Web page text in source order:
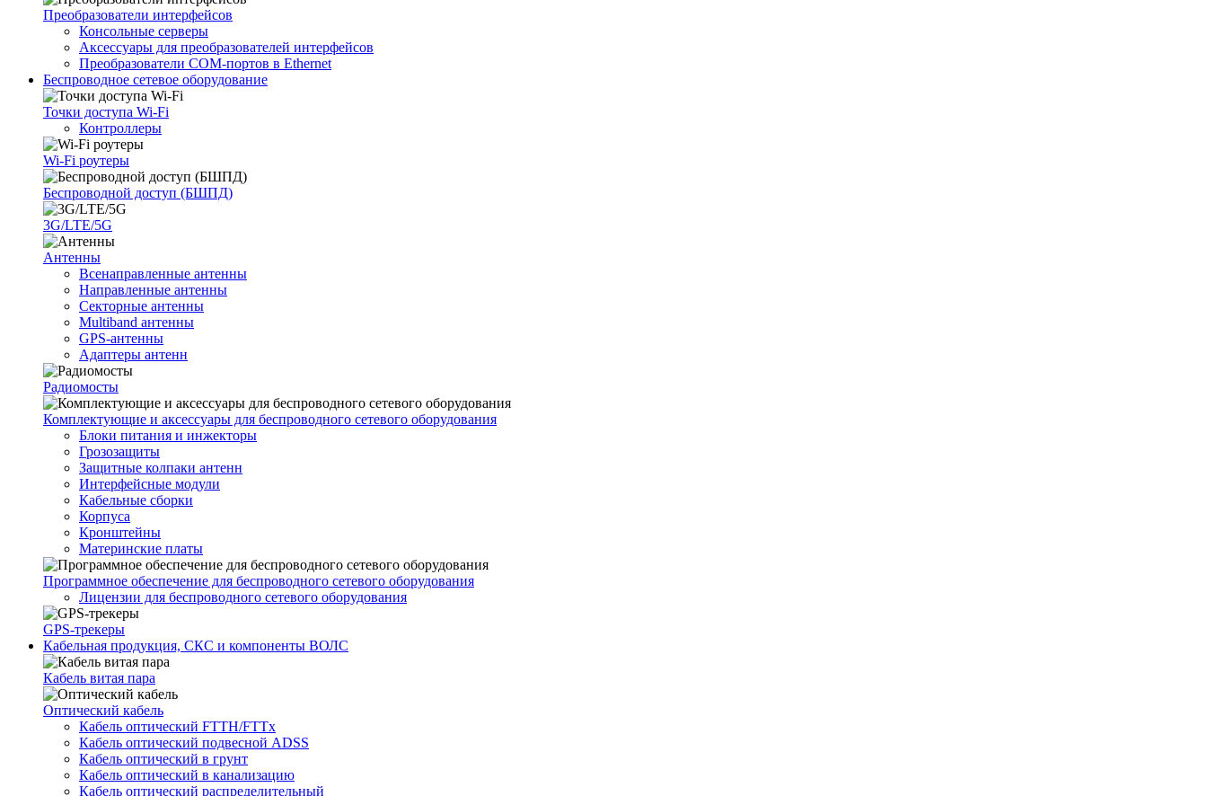
Преобразователи интерфейсов
Консольные серверы
Аксессуары для преобразователей интерфейсов
Преобразователи COM-портов в Ethernet
Беспроводное сетевое оборудование
Точки доступа Wi-Fi
Контроллеры
Wi-Fi роутеры
Беспроводной доступ (БШПД)
3G/LTE/5G
Антенны
Всенаправленные антенны
Направленные антенны
Секторные антенны
Multiband антенны
GPS-антенны
Адаптеры антенн
Радиомосты
Комплектующие и аксессуары для беспроводного сетевого оборудования
Блоки питания и инжекторы
Грозозащиты
Защитные колпаки антенн
Интерфейсные модули
Кабельные сборки
Корпуса
Кронштейны
Материнские платы
Программное обеспечение для беспроводного сетевого оборудования
Лицензии для беспроводного сетевого оборудования
GPS-трекеры
Кабельная продукция, СКС и компоненты ВОЛС
Кабель витая пара
Оптический кабель
Кабель оптический FTTH/FTTx
Кабель оптический подвесной ADSS
Кабель оптический в грунт
Кабель оптический в канализацию
Кабель оптический распределительный